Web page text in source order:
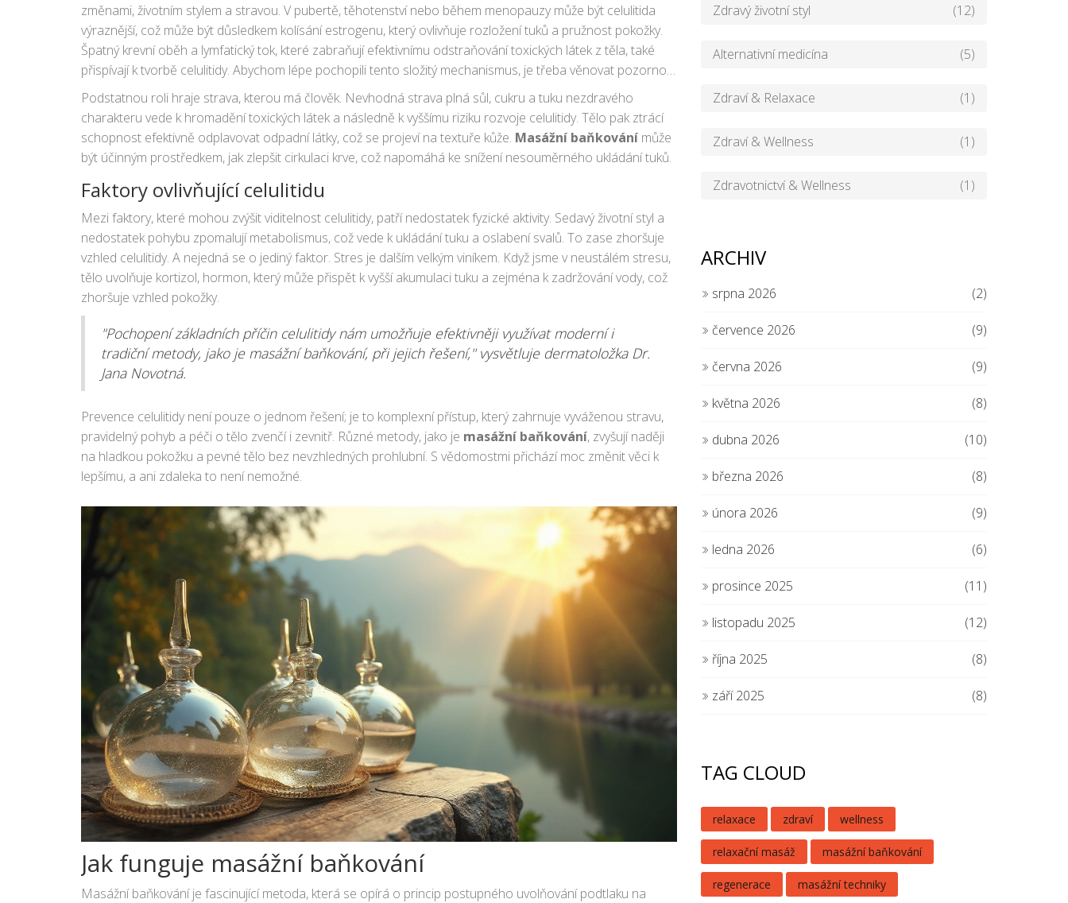
změnami, životním stylem a stravou. V pubertě, těhotenství nebo během menopauzy může být celulitida
výraznější, což může být důsledkem kolísání estrogenu, který ovlivňuje rozložení tuků a pružnost pokožky.
Špatný krevní oběh a lymfatický tok, které zabraňují efektivnímu odstraňování toxických látek z těla, také
přispívají k tvorbě celulitidy. Abychom lépe pochopili tento složitý mechanismus, je třeba věnovat pozornost
různým faktorům, které tuto pokožku zhoršují.
Podstatnou roli hraje strava, kterou má člověk. Nevhodná strava plná sůl, cukru a tuku nezdravého
charakteru vede k hromadění toxických látek a následně k vyššímu riziku rozvoje celulitidy. Tělo pak ztrácí
schopnost efektivně odplavovat odpadní látky, což se projeví na textuře kůže. Masážní baňkování může
být účinným prostředkem, jak zlepšit cirkulaci krve, což napomáhá ke snížení nesouměrného ukládání tuků.
Faktory ovlivňující celulitidu
Mezi faktory, které mohou zvýšit viditelnost celulitidy, patří nedostatek fyzické aktivity. Sedavý životní styl a
nedostatek pohybu zpomalují metabolismus, což vede k ukládání tuku a oslabení svalů. To zase zhoršuje
vzhled celulitidy. A nejedná se o jediný faktor. Stres je dalším velkým viníkem. Když jsme v neustálém stresu,
tělo uvolňuje kortizol, hormon, který může přispět k vyšší akumulaci tuku a zejména k zadržování vody, což
zhoršuje vzhled pokožky.
"Pochopení základních příčin celulitidy nám umožňuje efektivněji využívat moderní i
tradiční metody, jako je masážní baňkování, při jejich řešení,'' vysvětluje dermatoložka Dr.
Jana Novotná.
Prevence celulitidy není pouze o jednom řešení; je to komplexní přístup, který zahrnuje vyváženou stravu,
pravidelný pohyb a péči o tělo zvenčí i zevnitř. Různé metody, jako je masážní baňkování, zvyšují naději
na hladkou pokožku a pevné tělo bez nevzhledných prohlubní. S vědomostmi přichází moc změnit věci k
lepšímu, a ani zdaleka to není nemožné.
Jak funguje masážní baňkování
Masážní baňkování je fascinující metoda, která se opírá o princip postupného uvolňování podtlaku na
Zdravý životní styl (12)
Alternativní medicína (5)
Zdraví & Relaxace (1)
Zdraví & Wellness (1)
Zdravotnictví & Wellness (1)
ARCHIV
srpna 2026 (2)
července 2026 (9)
června 2026 (9)
května 2026 (8)
dubna 2026 (10)
března 2026 (8)
února 2026 (9)
ledna 2026 (6)
prosince 2025 (11)
listopadu 2025 (12)
října 2025 (8)
září 2025 (8)
TAG CLOUD
relaxace zdraví wellness
relaxační masáž masážní baňkování
regenerace masážní techniky